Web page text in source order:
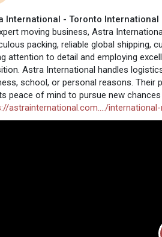
International - Toronto International
moving business, Astra
packing, reliable global shipping,
attention to detail and employing
Astra International handles
school, or personal reasons.
peace of mind to pursue new
astrainternational.com..../